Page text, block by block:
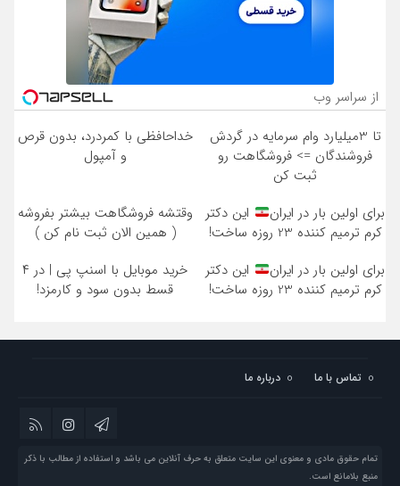
از سراسر وب
تا 3میلیارد وام سرمایه در گردش
فروشندگان => فروشگاهت رو
ثبت کن
خداحافظی با کمردرد، بدون قرص
و آمپول
برای اولین بار در ایران
این دکتر
کرم ترمیم کننده 23 روزه ساخت!
وقتشه فروشگاهت بیشتر بفروشه
( همین الان ثبت نام کن )
برای اولین بار در ایران
این دکتر
کرم ترمیم کننده 23 روزه ساخت!
خرید موبایل با اسنپ پی | در ۴
قسط بدون سود و کارمزد!
تماس با ما درباره ما
تمام حقوق مادی و معنوی این سایت متعلق به حرف آنلاین می باشد و استفاده از مطالب با ذکر
منبع بلامانع است.